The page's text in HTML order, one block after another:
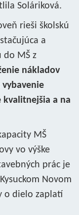
Soláriková.
rieši školskú
a
do MŠ z
nákladov
vybavenie
kvalitnejšia a na
MŠ
vo výške
prác je
Novom
o dielo zaplatí